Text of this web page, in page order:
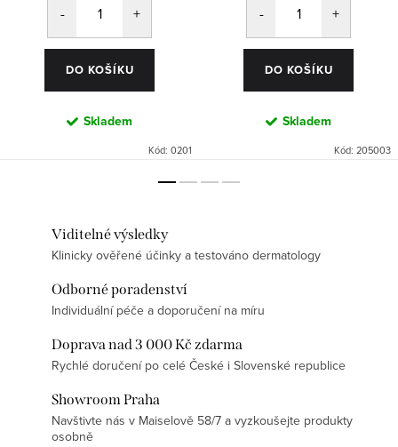
DO KOŠÍKU
Skladem
Kód: 0201
DO KOŠÍKU
Skladem
Kód: 205003
Viditelné výsledky
Klinicky ověřené účinky a testováno dermatology
Odborné poradenství
Individuální péče a doporučení na míru
Doprava nad 3 000 Kč zdarma
Rychlé doručení po celé České i Slovenské republice
Showroom Praha
Navštivte nás v Maiselově 58/7 a vyzkoušejte produkty
osobně